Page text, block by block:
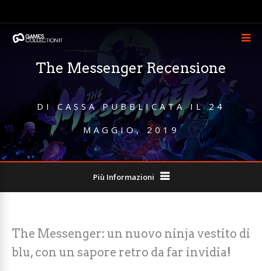
The Messenger Recensione
DICASSAPUBBLICATA IL24
MAGGIO, 2019
Più Informazioni
The Messenger: un nuovo ninja vestito di
blu, con un sapore retro da far invidia!